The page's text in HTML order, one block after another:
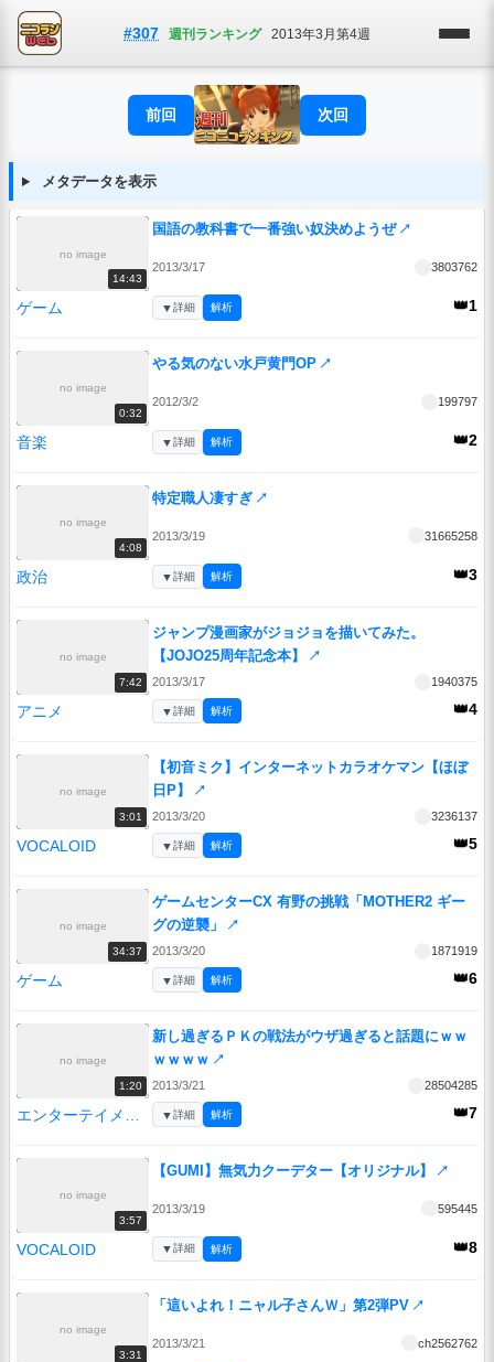
#307 週刊ランキング 2013年3月第4週
前回 次回
メタデータを表示
no image
14:43
国語の教科書で一番強い奴決めようぜ ↗
2013/3/17 3803762
ゲーム 👑1
▼詳細 解析
no image
0:32
やる気のない水戸黄門OP ↗
2012/3/2 199797
音楽 👑2
▼詳細 解析
no image
4:08
特定職人凄すぎ ↗
2013/3/19 31665258
政治 👑3
▼詳細 解析
no image
7:42
ジャンプ漫画家がジョジョを描いてみた。
【JOJO25周年記念本】
↗
2013/3/17 1940375
アニメ 👑4
▼詳細 解析
no image
3:01
【初音ミク】インターネットカラオケマン【ほぼ
日P】
↗
2013/3/20 3236137
VOCALOID 👑5
▼詳細 解析
no image
34:37
ゲームセンターCX 有野の挑戦「MOTHER2 ギー
グの逆襲」
↗
2013/3/20 1871919
ゲーム 👑6
▼詳細 解析
no image
1:20
新し過ぎるＰＫの戦法がウザ過ぎると話題にｗｗ
ｗｗｗｗ ↗
2013/3/21 28504285
👑7
▼詳細 解析
no image
3:57
【GUMI】無気力クーデター【オリジナル】 ↗
2013/3/19 595445
VOCALOID 👑8
▼詳細 解析
no image
3:31
「這いよれ！ニャル子さんＷ」第2弾PV ↗
2013/3/21 ch2562762